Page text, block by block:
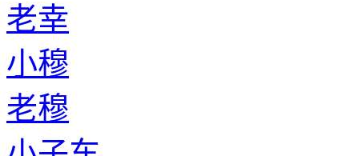
老幸
小穆
老穆